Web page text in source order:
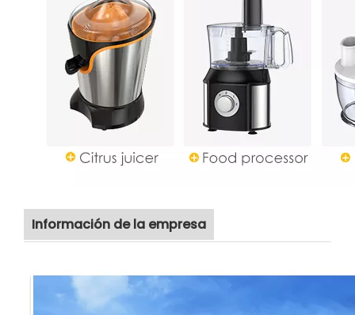
Información de la empresa